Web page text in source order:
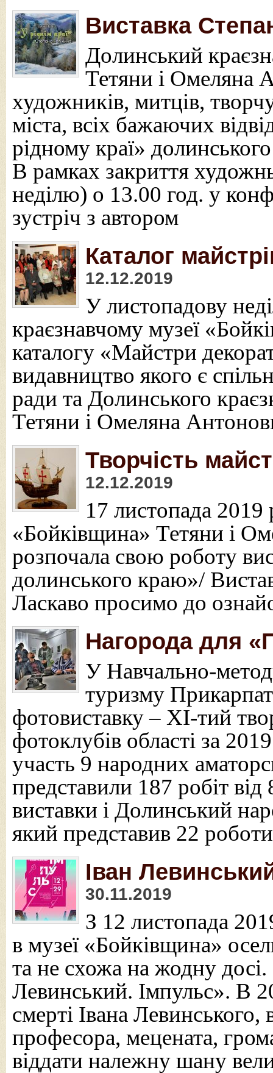
Виставка
Долинський
Тетяни і Омеляна
художників, митців,
міста, всіх бажаючих
рідному краї»
В рамках закриття
неділю) о 13.00 год. у
зустріч з автором
Каталог
12.12.2019
У листопадову
краєзнавчому музеї
каталогу «Майстри
видавництво якого є
ради та Долинського
Тетяни і Омеляна
Творчість
12.12.2019
17 листопада 2019
«Бойківщина» Тетяни і
розпочала свою роботу
долинського краю»/
Ласкаво просимо до
Нагорода для
У Навчально-
туризму
фотовиставку – ХІ-тий
фотоклубів області за
участь 9 народних
представили 187 робіт від
виставки і Долинський
який представив 22
Іван
30.11.2019
З 12 листопада
в музеї «Бойківщина»
та не схожа на жодну досі.
Левинський. Імпульс». В
смерті Івана Левинського,
професора, мецената,
віддати належну шану